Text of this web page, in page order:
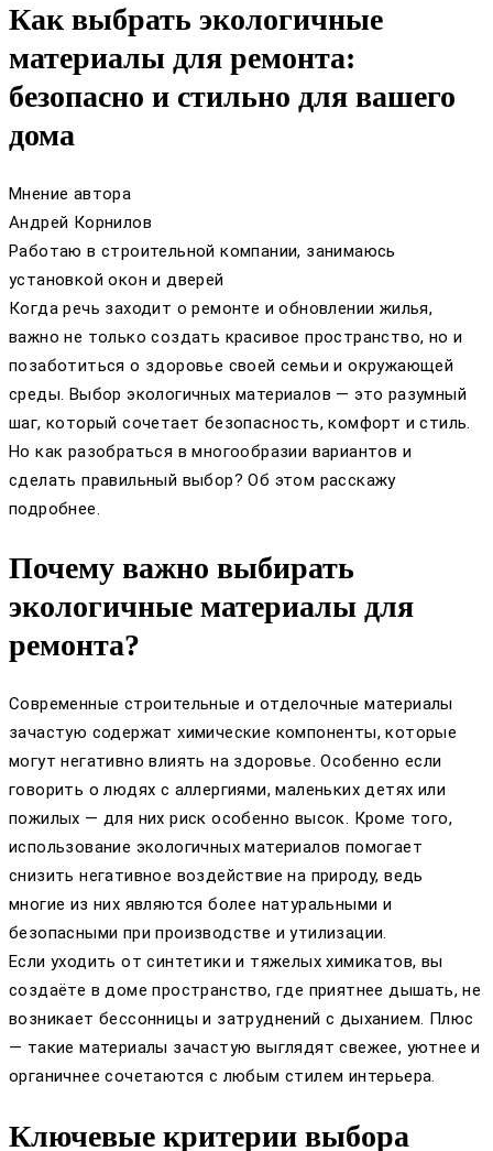
Как выбрать экологичные
материалы для ремонта:
безопасно и стильно для вашего
дома
Мнение автора
Андрей Корнилов
Работаю в строительной компании, занимаюсь
установкой окон и дверей
Когда речь заходит о ремонте и обновлении жилья,
важно не только создать красивое пространство, но и
позаботиться о здоровье своей семьи и окружающей
среды. Выбор экологичных материалов — это разумный
шаг, который сочетает безопасность, комфорт и стиль.
Но как разобраться в многообразии вариантов и
сделать правильный выбор? Об этом расскажу
подробнее.
Почему важно выбирать
экологичные материалы для
ремонта?
Современные строительные и отделочные материалы
зачастую содержат химические компоненты, которые
могут негативно влиять на здоровье. Особенно если
говорить о людях с аллергиями, маленьких детях или
пожилых — для них риск особенно высок. Кроме того,
использование экологичных материалов помогает
снизить негативное воздействие на природу, ведь
многие из них являются более натуральными и
безопасными при производстве и утилизации.
Если уходить от синтетики и тяжелых химикатов, вы
создаёте в доме пространство, где приятнее дышать, не
возникает бессонницы и затруднений с дыханием. Плюс
— такие материалы зачастую выглядят свежее, уютнее и
органичнее сочетаются с любым стилем интерьера.
Ключевые критерии выбора